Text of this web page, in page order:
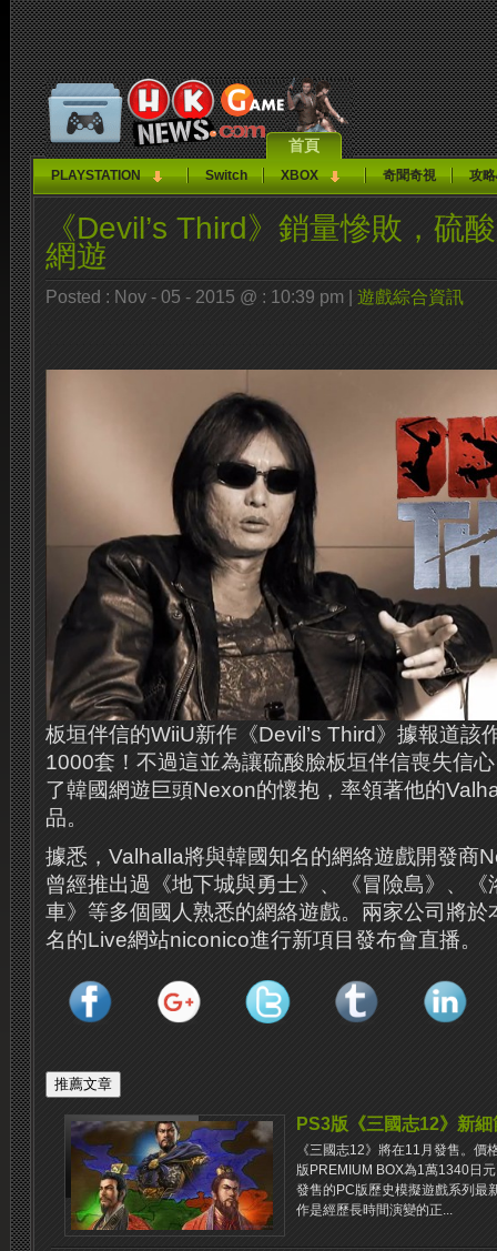
首頁
PLAYSTATION Switch XBOX 奇聞奇視 攻
《Devil’s Third》銷量慘敗，硫
網遊
Posted : Nov - 05 - 2015 @ : 10:39 pm | 遊戲綜合資訊
板垣伴信的WiiU新作《Devil’s Third》據報道該
1000套！不過這並為讓硫酸臉板垣伴信喪失信
了韓國網遊巨頭Nexon的懷抱，率領著他的
品。
據悉，Valhalla將與韓國知名的網絡遊戲開發商
曾經推出過《地下城與勇士》、《冒險島》、《
車》等多個國人熟悉的網絡遊戲。兩家公司將
名的Live網站niconico進行新項目發布會直播。
PS3版《三國志12》新
《三國志12》將在11月發售。
版PREMIUM BOX為1萬1340日
發售的PC版歷史模擬遊戲系列最
作是經歷長時間演變的正...